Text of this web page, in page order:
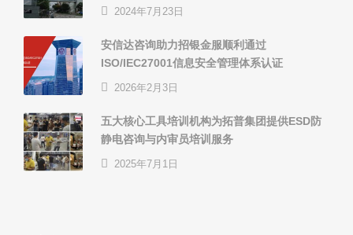
2024年7月23日
安信达咨询助力招银金服顺利通过
ISO/IEC27001信息安全管理体系认证
2026年2月3日
五大核心工具培训机构为拓普集团提供ESD防
静电咨询与内审员培训服务
2025年7月1日